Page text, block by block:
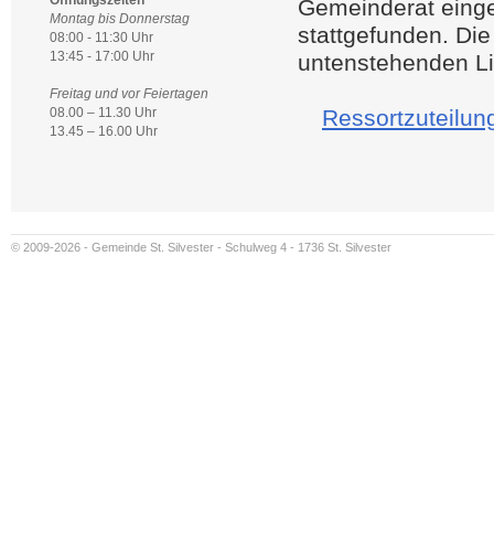
Montag bis Donnerstag
08:00 - 11:30 Uhr
13:45 - 17:00 Uhr
Freitag und vor Feiertagen
08.00 – 11.30 Uhr
13.45 – 16.00 Uhr
Gemeinderat
stattgefunden.
untenstehenden
© 2009-2026 - Gemeinde St. Silvester - Schulweg 4 - 1736 St. Silvester